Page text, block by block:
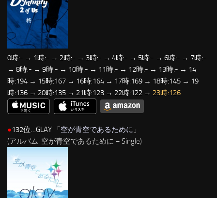
0時:- → 1時:- → 2時:- → 3時:- → 4時:- → 5時:- → 6時:- → 7時:-
→ 8時:- → 9時:- → 10時:- → 11時:- → 12時:- → 13時:- → 14
時:194 → 15時:167 → 16時:164 → 17時:169 → 18時:145 → 19
時:136 → 20時:135 → 21時:123 → 22時:122 → 23時:126
●132位…GLAY 「 空が青空であるために 」
(アルバム: 空が青空であるために – Single)